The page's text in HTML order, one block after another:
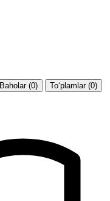
Baholar (0) To‘plamlar (0)